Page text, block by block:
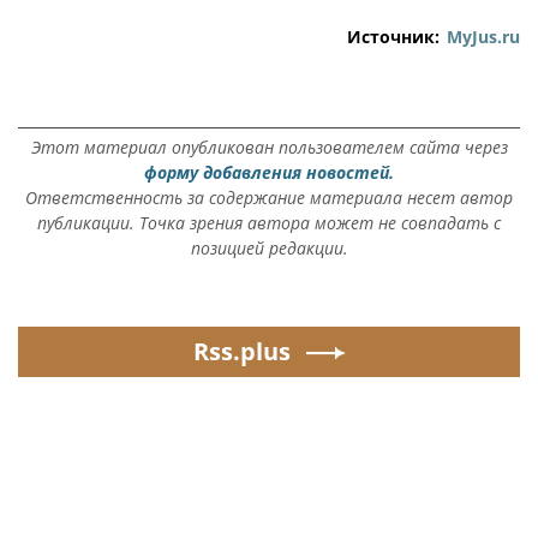
Источник: MyJus.ru
Этот материал опубликован пользователем сайта через
форму добавления новостей.
Ответственность за содержание материала несет автор
публикации. Точка зрения автора может не совпадать с
позицией редакции.
Rss.plus